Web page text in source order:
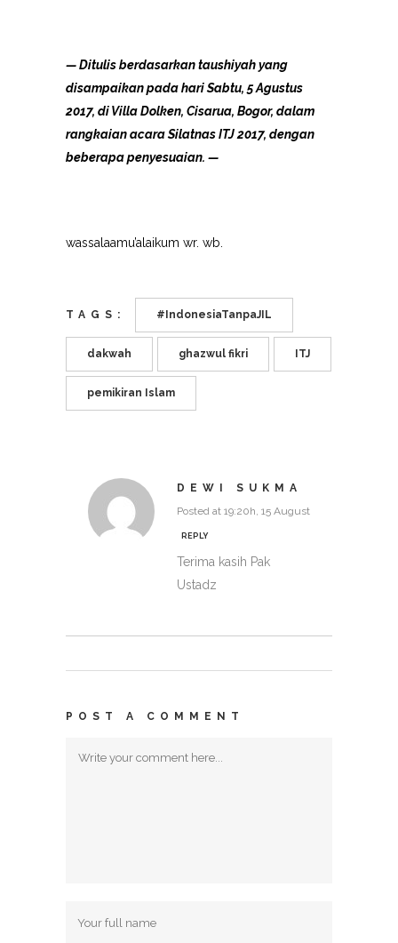
— Ditulis berdasarkan taushiyah yang
disampaikan pada hari Sabtu, 5 Agustus
2017, di Villa Dolken, Cisarua, Bogor, dalam
rangkaian acara Silatnas ITJ 2017, dengan
beberapa penyesuaian. —
wassalaamu’alaikum wr. wb.
TAGS: #IndonesiaTanpaJIL
dakwah ghazwul fikri ITJ
pemikiran Islam
DEWI SUKMA
Posted at 19:20h, 15 August
REPLY
Terima kasih Pak
Ustadz
POST A COMMENT